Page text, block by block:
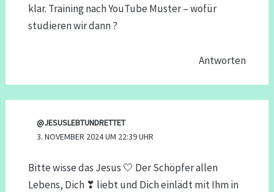
klar. Training nach YouTube Muster – wofür
studieren wir dann ?
Antworten
@JESUSLEBTUNDRETTET
3. NOVEMBER 2024 UM 22:39 UHR
Bitte wisse das Jesus 🤍 Der Schöpfer allen
Lebens, Dich ❣ liebt und Dich einlädt mit Ihm in